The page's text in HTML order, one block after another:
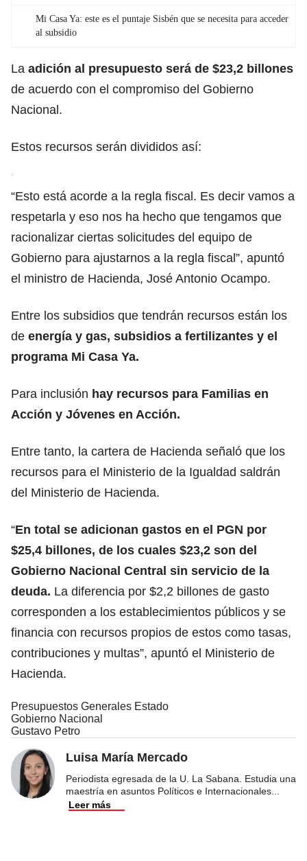
Mi Casa Ya: este es el puntaje Sisbén que se necesita para acceder
al subsidio
La adición al presupuesto será de $23,2 billones
de acuerdo con el compromiso del Gobierno
Nacional.
Estos recursos serán divididos así:
“Esto está acorde a la regla fiscal. Es decir vamos a
respetarla y eso nos ha hecho que tengamos que
racionalizar ciertas solicitudes del equipo de
Gobierno para ajustarnos a la regla fiscal”, apuntó
el ministro de Hacienda, José Antonio Ocampo.
Entre los subsidios que tendrán recursos están los
de energía y gas, subsidios a fertilizantes y el
programa Mi Casa Ya.
Para inclusión hay recursos para Familias en
Acción y Jóvenes en Acción.
Entre tanto, la cartera de Hacienda señaló que los
recursos para el Ministerio de la Igualdad saldrán
del Ministerio de Hacienda.
“En total se adicionan gastos en el PGN por
$25,4 billones, de los cuales $23,2 son del
Gobierno Nacional Central sin servicio de la
deuda. La diferencia por $2,2 billones de gasto
corresponden a los establecimientos públicos y se
financia con recursos propios de estos como tasas,
contribuciones y multas”, apuntó el Ministerio de
Hacienda.
Presupuestos Generales Estado
Gobierno Nacional
Gustavo Petro
Luisa María Mercado
Periodista egresada de la U. La Sabana. Estudia una
maestría en asuntos Políticos e Internacionales
Leer más